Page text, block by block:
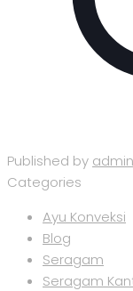
Published by admin
Categories
Ayu Konveksi
Blog
Seragam
Seragam